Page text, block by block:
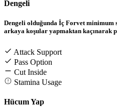
Dengeli
Dengeli olduğunda İç Forvet minimum
arkaya koşular yapmaktan kaçınarak
Attack Support
Pass Option
Cut Inside
Stamina Usage
Hücum Yap